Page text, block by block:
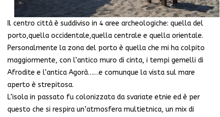
Il centro città è suddiviso in 4 aree archeologiche: quella del
porto,quella occidentale,quella centrale e quella orientale.
Personalmente la zona del porto è quella che mi ha colpito
maggiormente, con l’antico muro di cinta, i tempi gemelli di
Afrodite e l’antica Agorà……e comunque la vista sul mare
aperto è strepitosa.
L’isola in passato fu colonizzata da svariate etnie ed è per
questo che si respira un’atmosfera multietnica, un mix di